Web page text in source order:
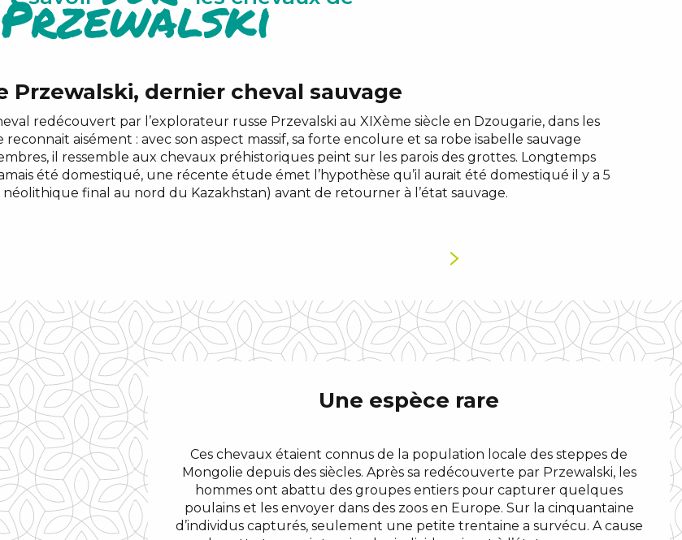
Przewalski
Przewalski, dernier cheval sauvage
redécouvert par l’explorateur russe Przevalski au XIXème siècle en Dzougarie, dans les
aisément : avec son aspect massif, sa forte encolure et sa robe isabelle sauvage
il ressemble aux chevaux préhistoriques peint sur les parois des grottes. Longtemps
été domestiqué, une récente étude émet l’hypothèse qu’il aurait été domestiqué il y a 5
final au nord du Kazakhstan) avant de retourner à l’état sauvage.
Une espèce rare
Ces chevaux étaient connus de la population locale des steppes de
Mongolie depuis des siècles. Après sa redécouverte par Przewalski, les
hommes ont abattu des groupes entiers pour capturer quelques
poulains et les envoyer dans des zoos en Europe. Sur la cinquantaine
d’individus capturés, seulement une petite trentaine a survécu. A cause